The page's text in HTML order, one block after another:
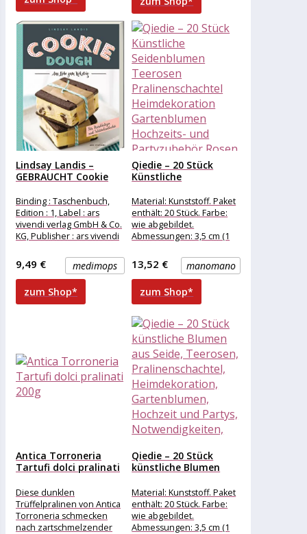
Lindsay Landis –
GEBRAUCHT Cookie
Binding : Taschenbuch,
Edition : 1, Label : ars
vivendi verlag GmbH & Co.
KG, Publisher : ars vivendi
medimops
9,49 €
zum Shop*
Qiedie – 20 Stück
Künstliche
Teerosen...
Material: Kunststoff. Paket
enthält: 20 Stück. Farbe:
wie abgebildet.
Abmessungen: 3,5 cm (1
Verwendungsmöglichkeiten:
Geburtstagslieferung,
manomano
13,52 €
zum Shop*
Antica Torroneria
Tartufi dolci pralinati
Diese dunklen
Trüffelpralinen von Antica
Torroneria schmecken
nach zartschmelzender
Qiedie – 20 Stück
künstliche Blumen
Material: Kunststoff. Paket
enthält: 20 Stück. Farbe:
wie abgebildet.
Abmessungen: 3,5 cm (1